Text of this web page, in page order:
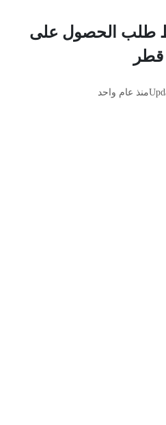
طلب الحصول على
قطر
منذ عام واحد